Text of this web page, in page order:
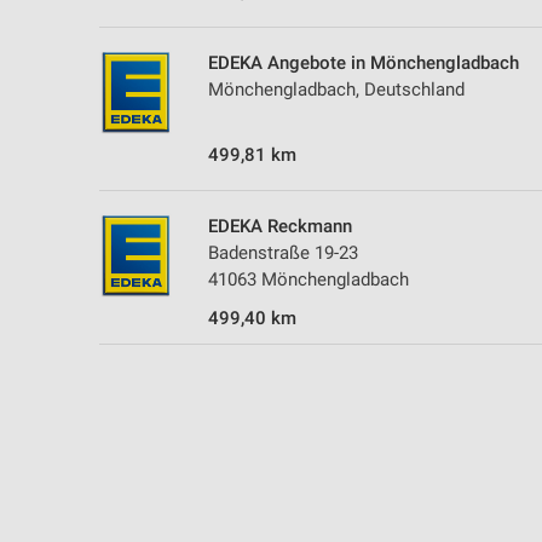
EDEKA Angebote in Mönchengladbach
Mönchengladbach, Deutschland
499,81 km
EDEKA Reckmann
Badenstraße 19-23
41063 Mönchengladbach
499,40 km
Analyse von Zielgruppen durch Statistiken oder Kombinationen
Entwicklung und Verbesserung der Angebote
IAB-Besonderheiten:
Verwendung genauer Standortdaten
Geräte anhand von aktiv angeforderten Informationen